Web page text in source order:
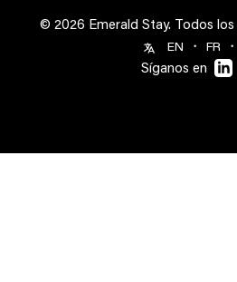
© 2026 Emerald Stay. Todos los
EN ・ FR ・
Síganos en